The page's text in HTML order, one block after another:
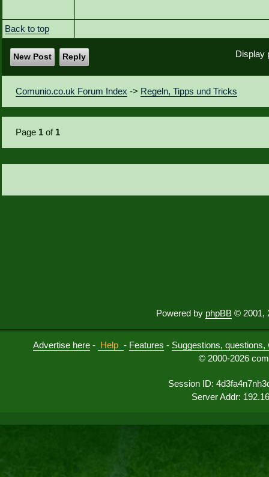
Back to top
Display
New Post Reply
Comunio.co.uk Forum Index -> Regeln, Tipps und Tricks
Page 1 of 1
Powered by phpBB © 2001,
Advertise here - Help - Features - Suggestions,
© 2000-2026
Session ID:
Server Addr: